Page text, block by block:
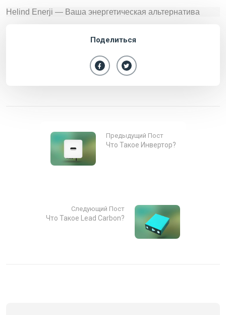
Helind Enerji — Ваша энергетическая альтернатива
Поделиться
Предыдущий Пост
Что Такое Инвертор?
Следующий Пост
Что Такое Lead Carbon?